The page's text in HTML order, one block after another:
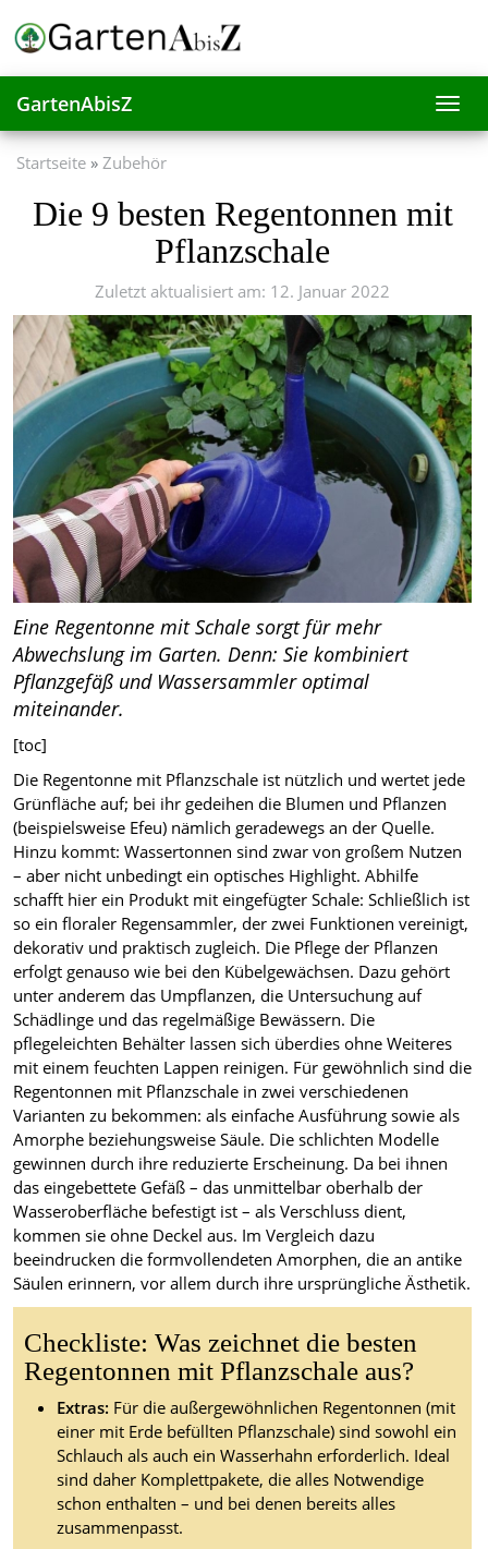
main
content
GartenAbisZ
Startseite Zubehör
Die 9 besten Regentonnen mit
Pflanzschale
Zuletzt aktualisiert am: 12. Januar 2022
Eine Regentonne mit Schale sorgt für mehr
Abwechslung im Garten. Denn: Sie kombiniert
Pflanzgefäß und Wassersammler optimal
miteinander.
[toc]
Die Regentonne mit Pflanzschale ist nützlich und wertet jede
Grünfläche auf; bei ihr gedeihen die Blumen und Pflanzen
(beispielsweise Efeu) nämlich geradewegs an der Quelle.
Hinzu kommt: Wassertonnen sind zwar von großem Nutzen
– aber nicht unbedingt ein optisches Highlight. Abhilfe
schafft hier ein Produkt mit eingefügter Schale: Schließlich ist
so ein floraler Regensammler, der zwei Funktionen vereinigt,
dekorativ und praktisch zugleich. Die Pflege der Pflanzen
erfolgt genauso wie bei den Kübelgewächsen. Dazu gehört
unter anderem das Umpflanzen, die Untersuchung auf
Schädlinge und das regelmäßige Bewässern. Die
pflegeleichten Behälter lassen sich überdies ohne Weiteres
mit einem feuchten Lappen reinigen. Für gewöhnlich sind die
Regentonnen mit Pflanzschale in zwei verschiedenen
Varianten zu bekommen: als einfache Ausführung sowie als
Amorphe beziehungsweise Säule. Die schlichten Modelle
gewinnen durch ihre reduzierte Erscheinung. Da bei ihnen
das eingebettete Gefäß – das unmittelbar oberhalb der
Wasseroberfläche befestigt ist – als Verschluss dient,
kommen sie ohne Deckel aus. Im Vergleich dazu
beeindrucken die formvollendeten Amorphen, die an antike
Säulen erinnern, vor allem durch ihre ursprüngliche Ästhetik.
Checkliste: Was zeichnet die besten
Regentonnen mit Pflanzschale aus?
Extras: Für die außergewöhnlichen Regentonnen (mit
einer mit Erde befüllten Pflanzschale) sind sowohl ein
Schlauch als auch ein Wasserhahn erforderlich. Ideal
sind daher Komplettpakete, die alles Notwendige
schon enthalten – und bei denen bereits alles
zusammenpasst.